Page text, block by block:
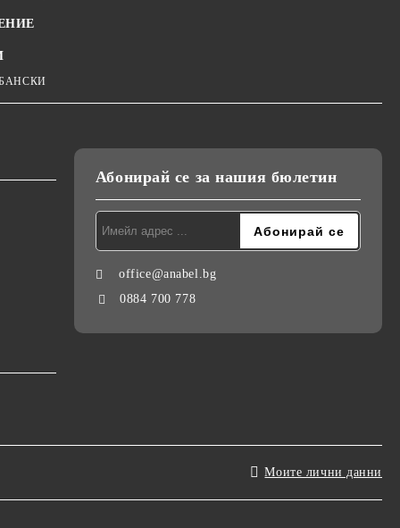
Абонирай се за нашия бюлетин
office@anabel.bg
0884 700 778
Моите лични данни